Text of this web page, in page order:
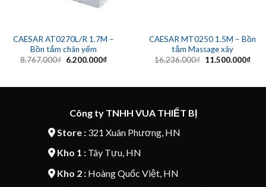
CAESAR AT0270L/R 1.7M –
Bồn tắm chân yếm
8.767.000₫ Giá
6.200.000₫Giá
6.200.000₫.
CAESAR MT0250 1.5M – Bồn
tắm Massage xây
16.236.000₫ Giá
11.500.000₫Giá
Công ty TNHH VUA THIẾT BỊ
Store :321 Xuân Phương, HN
Kho 1 :Tây Tựu, HN
Kho 2 :Hoàng Quốc Việt, HN